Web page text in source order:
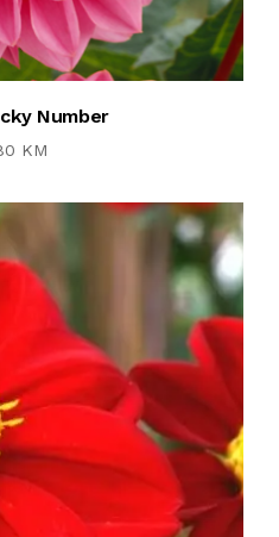
Number
KM